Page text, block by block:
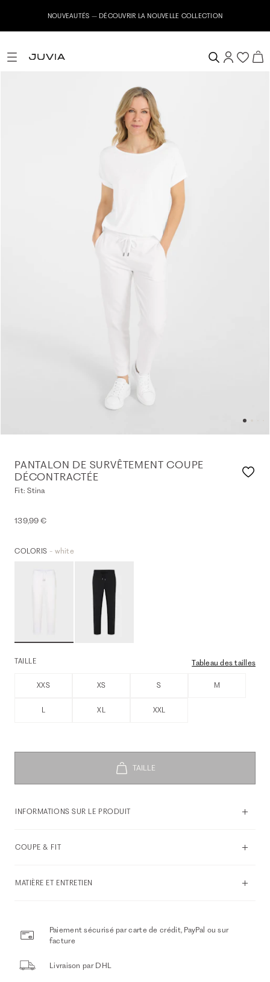
NOUVEAUTÉS – DÉCOUVRIR LA NOUVELLE COLLECTION
PANTALON DE SURVÊTEMENT COUPE
DÉCONTRACTÉE
Fit: Stina
139,99 €
COLORIS - white
TAILLE Tableau des tailles
XXS XS S M
L XL XXL
INFORMATIONS SUR LE PRODUIT
COUPE & FIT
MATIÈRE ET ENTRETIEN
Paiement sécurisé par carte de crédit, PayPal ou sur
facture
Livraison par DHL